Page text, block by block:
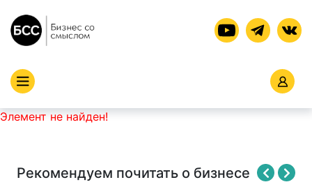
Элемент не найден!
Рекомендуем почитать о бизнесе